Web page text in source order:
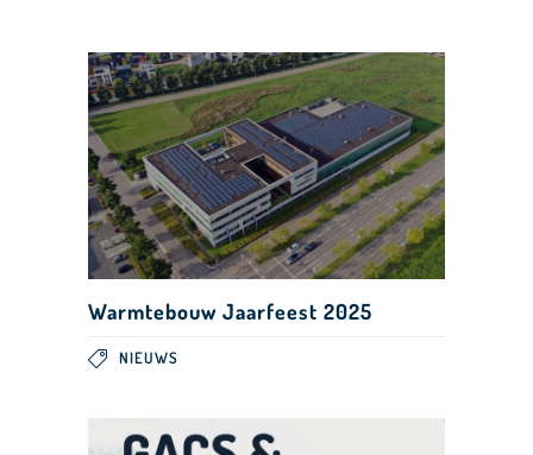
Warmtebouw Jaarfeest 2025
NIEUWS